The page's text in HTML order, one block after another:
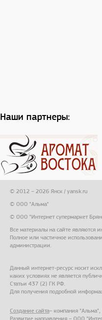
Наши партнеры:
© 2012 – 2026 Янск / yansk.ru
© ООО "Альма"
© ООО "Интернет супермаркет
Все материалы на сайте являются
Полное или частичное
администрации.
Данный интернет-ресурс носит
каких условиях не является
Статьи 437 (2) ГК РФ.
Для получения подробной
Создание сайта– компания
Развитие направления – ООО